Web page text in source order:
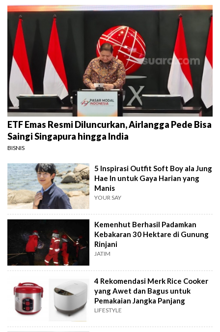
ETF Emas Resmi Diluncurkan, Airlangga Pede Bisa
Saingi Singapura hingga India
BISNIS
5 Inspirasi Outfit Soft Boy ala Jung
Hae In untuk Gaya Harian yang
Manis
YOUR SAY
Kemenhut Berhasil Padamkan
Kebakaran 30 Hektare di Gunung
Rinjani
JATIM
4 Rekomendasi Merk Rice Cooker
yang Awet dan Bagus untuk
Pemakaian Jangka Panjang
LIFESTYLE